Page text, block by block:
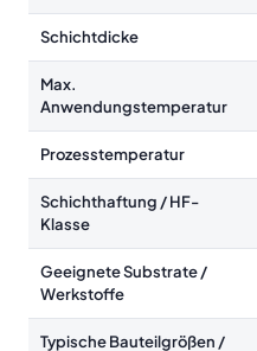
Schichtdicke
Max.
Anwendungstemperatur
Prozesstemperatur
Schichthaftung / HF-
Klasse
Geeignete Substrate /
Werkstoffe
Typische Bauteilgrößen /